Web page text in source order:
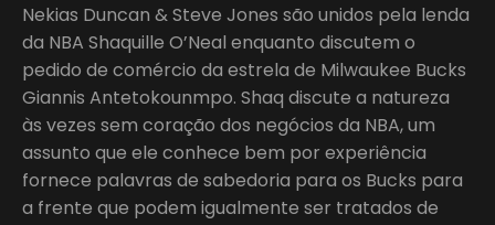
Nekias Duncan & Steve Jones são unidos pela lenda
da NBA Shaquille O’Neal enquanto discutem o
pedido de comércio da estrela de Milwaukee Bucks
Giannis Antetokounmpo. Shaq discute a natureza
às vezes sem coração dos negócios da NBA, um
assunto que ele conhece bem por experiência
fornece palavras de sabedoria para os Bucks para
a frente que podem igualmente ser tratados de